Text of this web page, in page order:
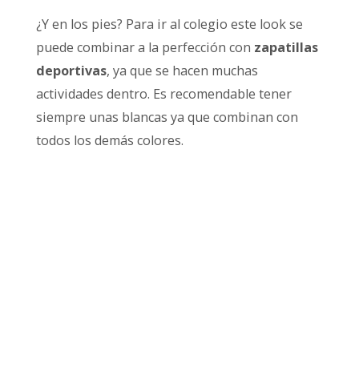
¿Y en los pies? Para ir al colegio este look se
puede combinar a la perfección con zapatillas
deportivas, ya que se hacen muchas
actividades dentro. Es recomendable tener
siempre unas blancas ya que combinan con
todos los demás colores.